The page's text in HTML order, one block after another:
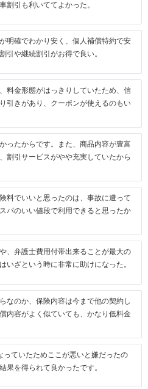
割引も利いててよかった。
明確でわかり安く、個人補償特約で安
引や継続割引がお得で良い。
料金形態がはっきりしていたため、信
引きがあり、クーポンが使えるのもい
ったからです。また、商品内容が豊富
割引サービスがやや充実していたから
料でいいと思ったのは、事故に遭って
パのいい値段で利用できると思ったか
、弁護士費用付帯出来ることが最大の
いざという時に非常に助けになった。
なのか、保険内容は今まで他の契約し
内容がよく似ていても、かなり低料金
っていたためここが悪いと嫌だったの
果を得られて良かったです。